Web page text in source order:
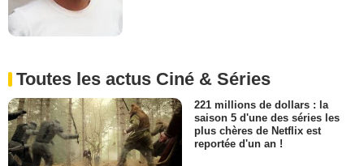
Toutes les actus Ciné & Séries
221 millions de dollars : la
saison 5 d'une des séries les
plus chères de Netflix est
reportée d'un an !